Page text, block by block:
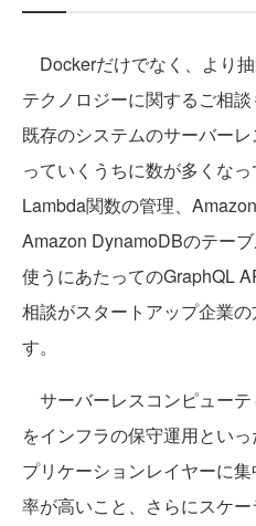
Dockerだけでなく、より
テクノロジーに関するご相談
既存のシステムのサーバー
っていくうちに数が多くな
Lambda関数の管理、
Amazon DynamoDBのテー
使うにあたってのGraphQL
相談がスタートアップ企業
す。
サーバーレスコンピュー
をインフラの保守運用とい
プリケーションレイヤーに
率が高いこと、さらにスケ